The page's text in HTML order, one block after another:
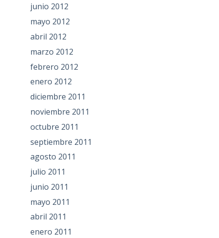
junio 2012
mayo 2012
abril 2012
marzo 2012
febrero 2012
enero 2012
diciembre 2011
noviembre 2011
octubre 2011
septiembre 2011
agosto 2011
julio 2011
junio 2011
mayo 2011
abril 2011
enero 2011